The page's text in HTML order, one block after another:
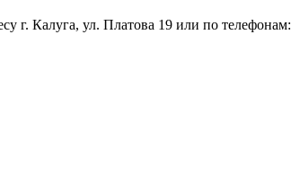
г. Калуга, ул. Платова 19 или по телефонам: